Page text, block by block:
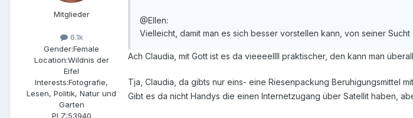
Mitglieder
6.1k
Gender:Female
Location:Wildnis der
Eifel
Interests:Fotografie,
Lesen, Politik, Natur und
Garten
PLZ:53940
@Ellen:
Vielleicht, damit man es sich besser vorstellen kann, von seiner
Ach Claudia, mit Gott ist es da vieeeellll praktischer, den kann man
Tja, Claudia, da gibts nur eins- eine Riesenpackung Beruhigungsmittel
Gibt es da nicht Handys die einen Internetzugang über Satellit haben,